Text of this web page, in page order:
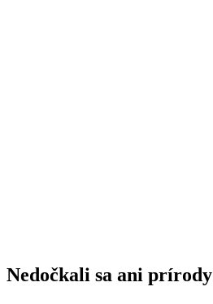
Nedočkali sa ani prírody